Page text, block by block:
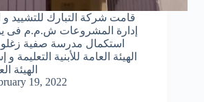
قامت شركة التبارك للتشييد و
استكمال مدرسة صفية
الهيئة العامة للأبنية
الهيئة
19, 2022